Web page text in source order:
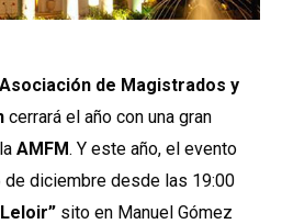
Asociación de Magistrados y
cerrará el año con una gran
AMFM. Y este año, el evento
diciembre desde las 19:00
sito en Manuel Gómez